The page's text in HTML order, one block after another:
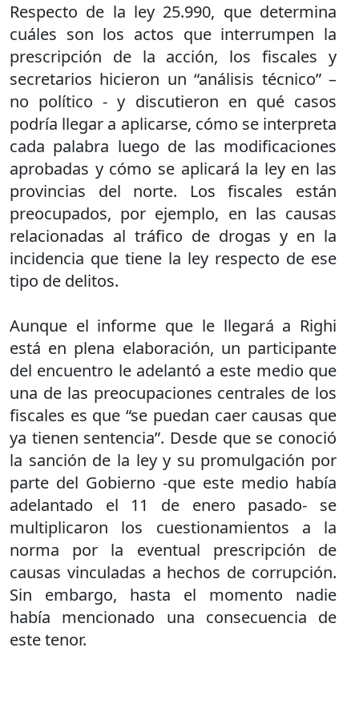
Respecto de la ley 25.990, que determina
cuáles son los actos que interrumpen la
prescripción de la acción, los fiscales y
secretarios hicieron un “análisis técnico” –
no político - y discutieron en qué casos
podría llegar a aplicarse, cómo se interpreta
cada palabra luego de las modificaciones
aprobadas y cómo se aplicará la ley en las
provincias del norte. Los fiscales están
preocupados, por ejemplo, en las causas
relacionadas al tráfico de drogas y en la
incidencia que tiene la ley respecto de ese
tipo de delitos.
Aunque el informe que le llegará a Righi
está en plena elaboración, un participante
del encuentro le adelantó a este medio que
una de las preocupaciones centrales de los
fiscales es que “se puedan caer causas que
ya tienen sentencia”. Desde que se conoció
la sanción de la ley y su promulgación por
parte del Gobierno -que este medio había
adelantado el 11 de enero pasado- se
multiplicaron los cuestionamientos a la
norma por la eventual prescripción de
causas vinculadas a hechos de corrupción.
Sin embargo, hasta el momento nadie
había mencionado una consecuencia de
este tenor.